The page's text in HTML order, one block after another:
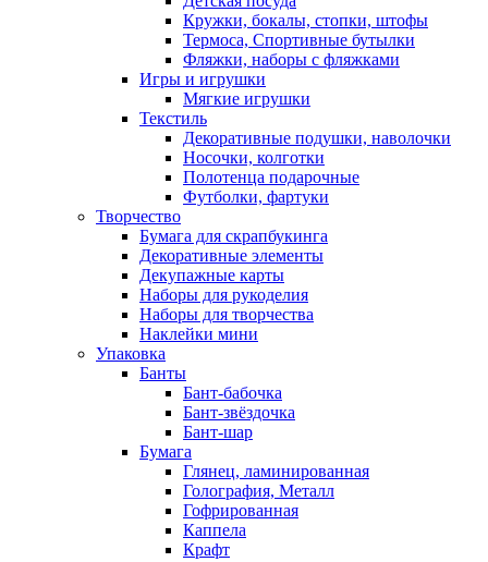
Кружки, бокалы, стопки, штофы
Термоса, Спортивные бутылки
Фляжки, наборы с фляжками
Игры и игрушки
Мягкие игрушки
Текстиль
Декоративные подушки, наволочки
Носочки, колготки
Полотенца подарочные
Футболки, фартуки
Творчество
Бумага для скрапбукинга
Декоративные элементы
Декупажные карты
Наборы для рукоделия
Наборы для творчества
Наклейки мини
Упаковка
Банты
Бант-бабочка
Бант-звёздочка
Бант-шар
Бумага
Глянец, ламинированная
Голография, Металл
Гофрированная
Каппела
Крафт